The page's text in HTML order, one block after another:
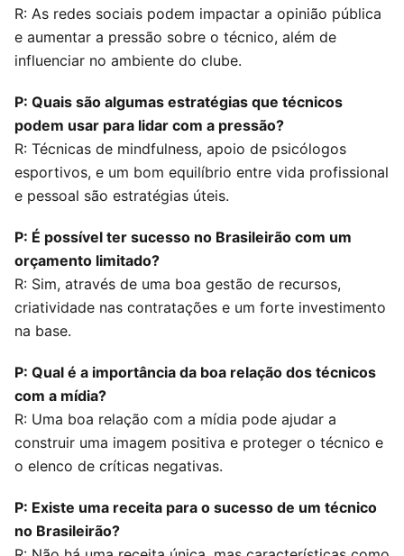
R: As redes sociais podem impactar a opinião pública
e aumentar a pressão sobre o técnico, além de
influenciar no ambiente do clube.
P: Quais são algumas estratégias que técnicos
podem usar para lidar com a pressão?
R: Técnicas de mindfulness, apoio de psicólogos
esportivos, e um bom equilíbrio entre vida profissional
e pessoal são estratégias úteis.
P: É possível ter sucesso no Brasileirão com um
orçamento limitado?
R: Sim, através de uma boa gestão de recursos,
criatividade nas contratações e um forte investimento
na base.
P: Qual é a importância da boa relação dos técnicos
com a mídia?
R: Uma boa relação com a mídia pode ajudar a
construir uma imagem positiva e proteger o técnico e
o elenco de críticas negativas.
P: Existe uma receita para o sucesso de um técnico
no Brasileirão?